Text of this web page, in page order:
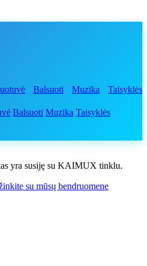
Balsuoti Muzika
Taisyklės
Balsuoti Muzika Taisyklės
yra susiję su KAIMUX tinklu.
su mūsų bendruomene